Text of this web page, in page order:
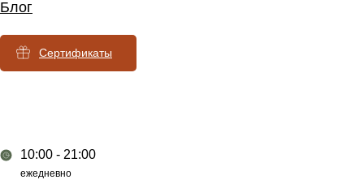
Сертификаты
Блог
10:00 - 21:00
ежедневно